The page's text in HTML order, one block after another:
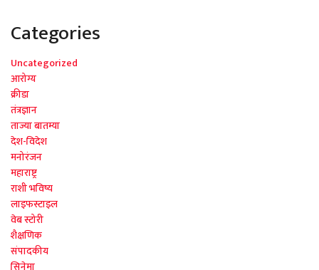
Categories
Uncategorized
आरोग्य
क्रीडा
तंत्रज्ञान
ताज्या बातम्या
देश-विदेश
मनोरंजन
महाराष्ट्र
राशी भविष्य
लाइफस्टाइल
वेब स्टोरी
शैक्षणिक
संपादकीय